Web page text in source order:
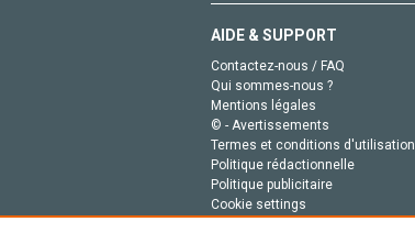
AIDE & SUPPORT
Contactez-nous / FAQ
Qui sommes-nous ?
Mentions légales
© - Avertissements
Termes et conditions d'utilisation
Politique rédactionnelle
Politique publicitaire
Cookie settings